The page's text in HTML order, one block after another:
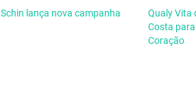
Schin lança nova campanha
Qualy Vita
Costa
Coração